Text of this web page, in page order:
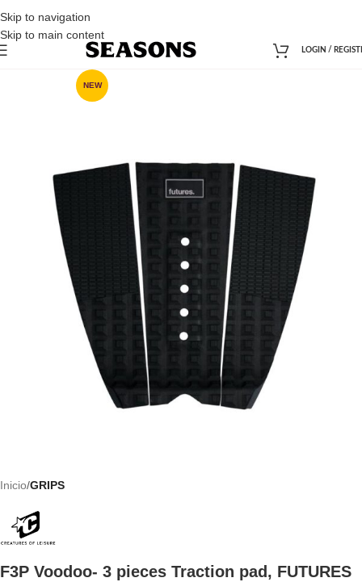
Skip to navigation
Skip to main content
LOGIN /
NEW
Inicio GRIPS
F3P Voodoo- 3 pieces Traction pad, FUTURES